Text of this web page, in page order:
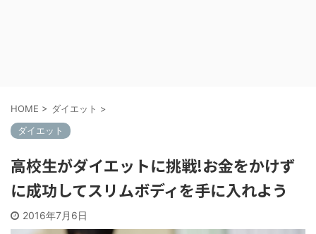
HOME > ダイエット >
ダイエット
高校生がダイエットに挑戦!お金をかけず
に成功してスリムボディを手に入れよう
2016年7月6日